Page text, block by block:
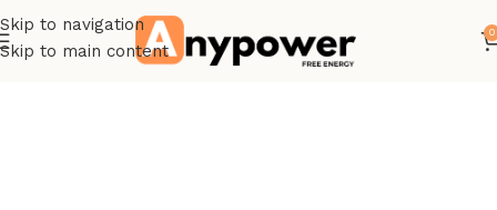
Skip to navigation
Skip to main content
0
Régulateurs de charge